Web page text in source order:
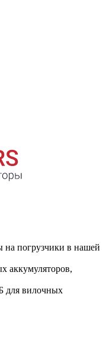
на погрузчики в нашей
аккумуляторов,
для вилочных